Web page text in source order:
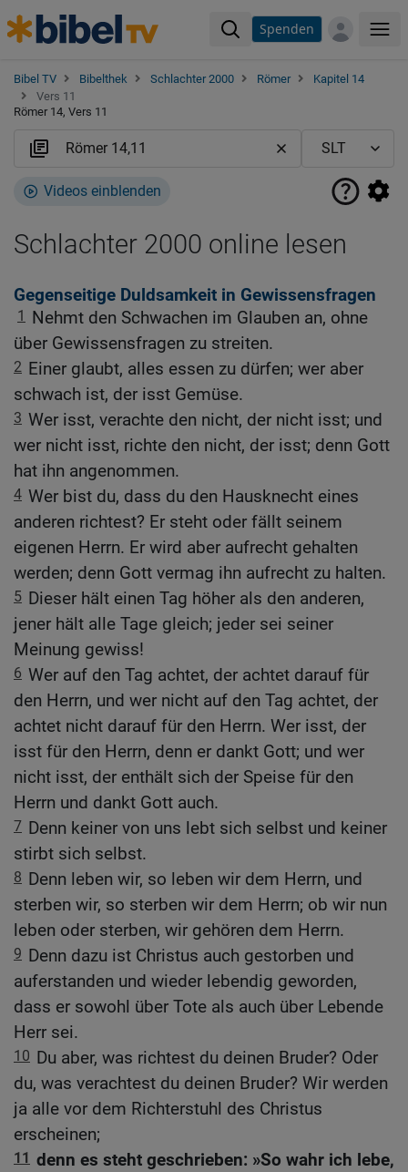
Spenden
Bibel TV Bibelthek Schlachter 2000 Römer
Kapitel 14
Vers 11
Römer 14, Vers 11
Videos einblenden
Schlachter 2000 online lesen
Gegenseitige Duldsamkeit in Gewissensfragen
1
Nehmt den Schwachen im Glauben an, ohne
über Gewissensfragen zu streiten.
2 Einer glaubt, alles essen zu dürfen; wer aber
schwach ist, der isst Gemüse.
3 Wer isst, verachte den nicht, der nicht isst; und
wer nicht isst, richte den nicht, der isst; denn Gott
hat ihn angenommen.
4 Wer bist du, dass du den Hausknecht eines
anderen richtest? Er steht oder fällt seinem
eigenen Herrn. Er wird aber aufrecht gehalten
werden; denn Gott vermag ihn aufrecht zu halten.
5 Dieser hält einen Tag höher als den anderen,
jener hält alle Tage gleich; jeder sei seiner
Meinung gewiss!
6 Wer auf den Tag achtet, der achtet darauf für
den Herrn, und wer nicht auf den Tag achtet, der
achtet nicht darauf für den Herrn. Wer isst, der
isst für den Herrn, denn er dankt Gott; und wer
nicht isst, der enthält sich der Speise für den
Herrn und dankt Gott auch.
7 Denn keiner von uns lebt sich selbst und keiner
stirbt sich selbst.
8 Denn leben wir, so leben wir dem Herrn, und
sterben wir, so sterben wir dem Herrn; ob wir nun
leben oder sterben, wir gehören dem Herrn.
9 Denn dazu ist Christus auch gestorben und
auferstanden und wieder lebendig geworden,
dass er sowohl über Tote als auch über Lebende
Herr sei.
10 Du aber, was richtest du deinen Bruder? Oder
du, was verachtest du deinen Bruder? Wir werden
ja alle vor dem Richterstuhl des Christus
erscheinen;
11 denn es steht geschrieben: »So wahr ich lebe,